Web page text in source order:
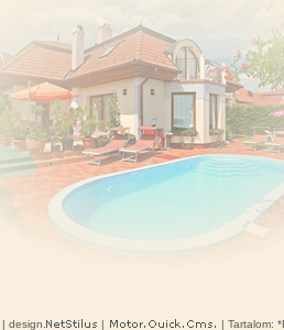
| design. | | Tartalom: *